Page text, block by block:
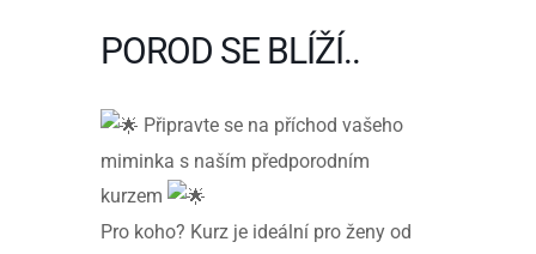
POROD SE BLÍŽÍ..
Připravte se na příchod vašeho
miminka s naším předporodním
kurzem
Pro koho? Kurz je ideální pro ženy od